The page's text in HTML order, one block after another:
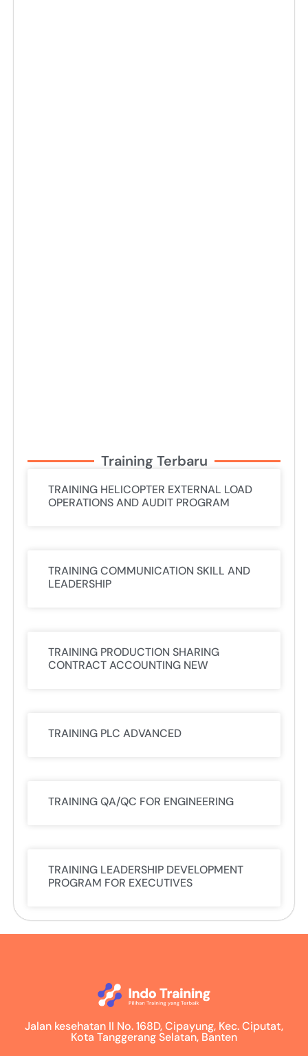
Training Terbaru
TRAINING HELICOPTER EXTERNAL LOAD
OPERATIONS AND AUDIT PROGRAM
TRAINING COMMUNICATION SKILL AND
LEADERSHIP
TRAINING PRODUCTION SHARING
CONTRACT ACCOUNTING NEW
TRAINING PLC ADVANCED
TRAINING QA/QC FOR ENGINEERING
TRAINING LEADERSHIP DEVELOPMENT
PROGRAM FOR EXECUTIVES
Jalan kesehatan II No. 168D, Cipayung, Kec. Ciputat,
Kota Tanggerang Selatan, Banten